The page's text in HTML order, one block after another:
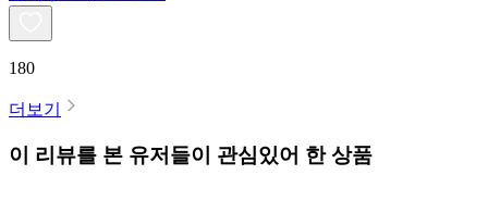
180
더보기
이 리뷰를 본 유저들이 관심있어 한 상품